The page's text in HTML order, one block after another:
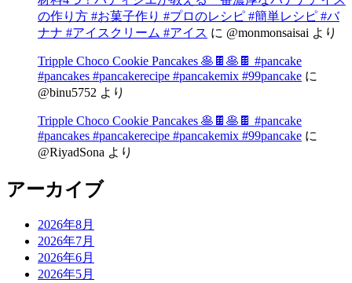
の作り方 #お菓子作り #プロのレシピ #簡単レシピ #バ
ナナ #アイスクリーム #アイス に @monmonsaisai より
Tripple Choco Cookie Pancakes 🥞🍫🥞🍫 #pancake
#pancakes #pancakerecipe #pancakemix #99pancake に
@binu5752 より
Tripple Choco Cookie Pancakes 🥞🍫🥞🍫 #pancake
#pancakes #pancakerecipe #pancakemix #99pancake に
@RiyadSona より
アーカイブ
2026年8月
2026年7月
2026年6月
2026年5月